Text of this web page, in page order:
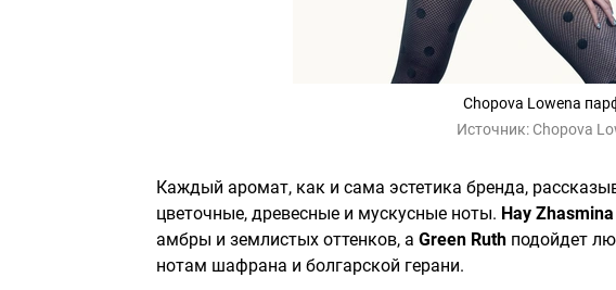
Chopova Lowena
Источник: Chopova
Каждый аромат, как и сама эстетика бренда,
цветочные, древесные и мускусные ноты. Hay Zhasmina
амбры и землистых оттенков, а Green Ruth подойдет
нотам шафрана и болгарской герани.